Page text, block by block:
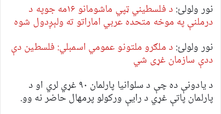
نور ولولئ:
د فلسطیني ټپي ماشومانو ۱۶مه جوپه د
درملنې په موخه متحده عربي اماراتو ته ولېږدول شوه
نور ولولئ: د ملګرو ملتونو عمومي اسمبلي: فلسطین دې
ددې سازمان غړی شي
د یادونې ده چې د سلوانیا پارلمان ۹۰ غړي لري او د
پارلمان پاتې غړي د رایې ورکولو پرمهال حاضر نه وو.